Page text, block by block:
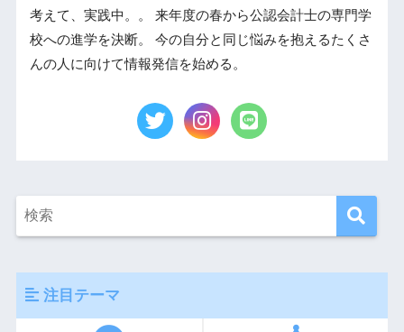
考えて、実践中。。 来年度の春から公認会計士の専門学
校への進学を決断。 今の自分と同じ悩みを抱えるたくさ
んの人に向けて情報発信を始める。
注目テーマ